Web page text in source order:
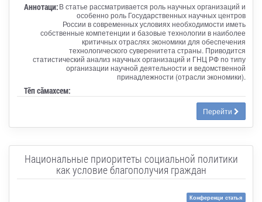
Аннотаци:В статье рассматривается роль научных организаций и
особенно роль Государственных научных центров
России в современных условиях необходимости иметь
собственные компетенции и базовые технологии в наиболее
критичных отраслях экономики для обеспечения
технологического суверенитета страны. Приводится
статистический анализ научных организаций и ГНЦ РФ по типу
организации научной деятельности и ведомственной
принадлежности (отрасли экономики).
Тӗп сӑмахсем:
Перейти
Национальные приоритеты социальной политики
как условие благополучия граждан
Конференци статья